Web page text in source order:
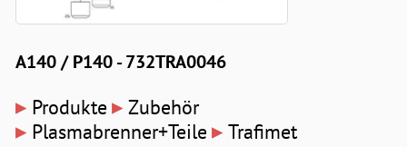
A140 / P140 - 732TRA0046
▸ Produkte ▸ Zubehör
▸ Plasmabrenner+Teile ▸ Trafimet